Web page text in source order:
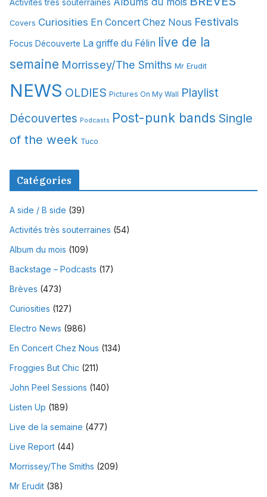
v
e
Activités très souterraines
Covers Curiosities En Concert Chez Nous Festivals
Focus Découverte La griffe du Félin live de la
semaine Morrissey/The Smiths Mr Erudit
NEWS OLDIES Pictures On My Wall Playlist
Découvertes Podcasts Post-punk bands Single
of the week Tuco
Catégories
A side / B side (39)
Activités très souterraines (54)
Album du mois (109)
Backstage – Podcasts (17)
Brèves (473)
Curiosities (127)
Electro News (986)
En Concert Chez Nous (134)
Froggies But Chic (211)
John Peel Sessions (140)
Listen Up (189)
Live de la semaine (477)
Live Report (44)
Morrissey/The Smiths (209)
Mr Erudit (38)